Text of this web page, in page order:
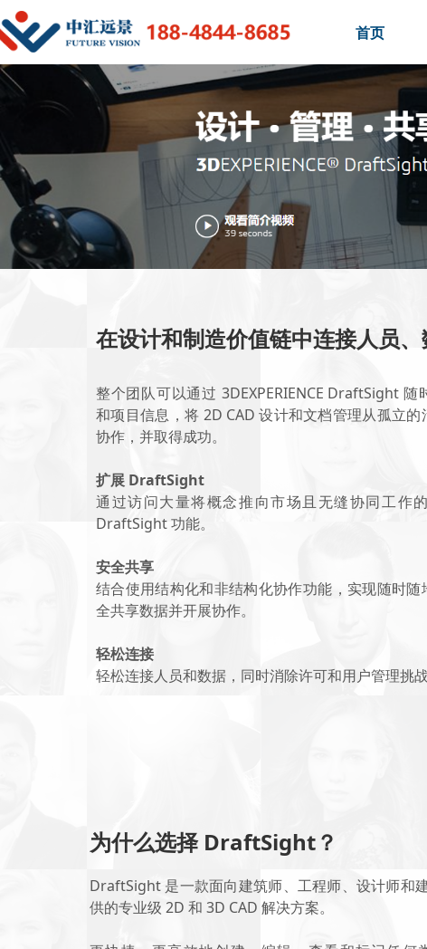
首页
在设计和制造价值链中连接人员
整个团队可以通过 3DEXPERIENCE DraftSight 随
和项目信息，将 2D CAD 设计和文档管理从孤立
协作，并取得成功。
扩展 DraftSight
通过访问大量将概念推向市场且无缝协同工作
DraftSight 功能。
安全共享
结合使用结构化和非结构化协作功能，实现随时随
全共享数据并开展协作。
轻松连接
轻松连接人员和数据，同时消除许可和用户管理挑战
为什么选择 DraftSight？
DraftSight 是一款面向建筑师、工程师、设计师和
供的专业级 2D 和 3D CAD 解决方案。